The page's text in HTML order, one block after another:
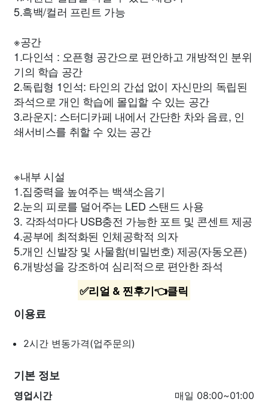
5.흑백/컬러 프린트 가능
※공간
1.다인석 : 오픈형 공간으로 편안하고 개방적인 분위
기의 학습 공간
2.독립형 1인석: 타인의 간섭 없이 자신만의 독립된
좌석으로 개인 학습에 몰입할 수 있는 공간
3.라운지: 스터디카페 내에서 간단한 차와 음료, 인
쇄서비스를 취할 수 있는 공간
※내부 시설
1.집중력을 높여주는 백색소음기
2.눈의 피로를 덜어주는 LED 스탠드 사용
3. 각좌석마다 USB충전 가능한 포트 및 콘센트 제공
4.공부에 최적화된 인체공학적 의자
5.개인 신발장 및 사물함(비밀번호) 제공(자동오픈)
6.개방성을 강조하여 심리적으로 편안한 좌석
✅리얼 & 찐후기👈클릭
이용료
2시간 변동가격(업주문의)
기본 정보
영업시간
매일 08:00~01:00